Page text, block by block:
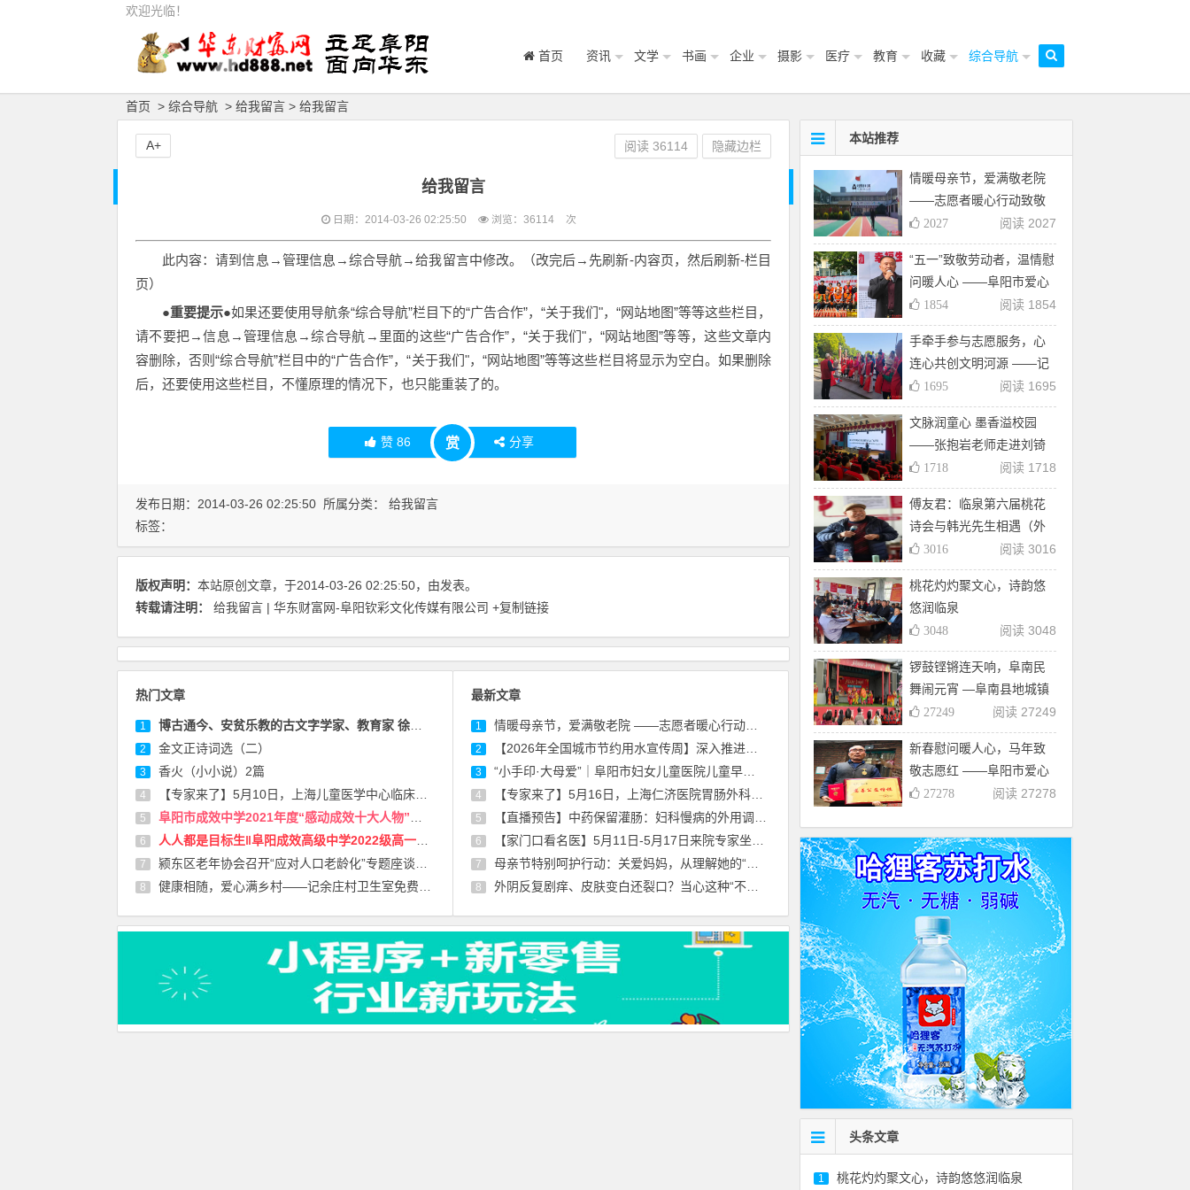
欢迎光临！
首页 资讯 文学 书画 企业 摄影 医疗 教育 收藏 综合导航
首页 > 综合导航 > 给我留言 > 给我留言
给我留言
日期：2014-03-26 02:25:50 浏览：36114 次
此内容：请到信息→管理信息→综合导航→给我留言中修改。（改完后→先刷新-内容页，然后刷新-栏目
页）
●重要提示●如果还要使用导航条“综合导航”栏目下的“广告合作”，“关于我们"，“网站地图”等等这些栏目，
请不要把→信息→管理信息→综合导航→里面的这些“广告合作”，“关于我们"，“网站地图”等等，这些文章内
容删除，否则“综合导航”栏目中的“广告合作”，“关于我们"，“网站地图”等等这些栏目将显示为空白。如果删除
后，还要使用这些栏目，不懂原理的情况下，也只能重装了的。
赞86 赏 分享
阅读36114 隐藏边栏
A+
发布日期：2014-03-26 02:25:50 所属分类： 给我留言
标签：
版权声明： 本站原创文章，于2014-03-26 02:25:50，由发表。
转载请注明：
给我留言 | 华东财富网-阜阳钦彩文化传媒有限公司 +复制链接
热门文章
1 博古通今、安贫乐教的古文字学家、教育家 徐家震（一）
2 金文正诗词选（二）
3 香火（小小说）2篇
4 【专家来了】5月10日，上海儿童医学中心临床营养科专家付欢欢来院坐诊通知
5 阜阳市成效中学2021年度“感动成效十大人物”初中教师候选人（一）
6 人人都是目标生‖阜阳成效高级中学2022级高一招生简
7 颍东区老年协会召开“应对人口老龄化”专题座谈会 共谋老龄事业发展新路径
8 健康相随，爱心满乡村——记余庄村卫生室免费体检活动
最新文章
1 情暖母亲节，爱满敬老院 ——志愿者暖心行动致敬银发长辈
2 【2026年全国城市节约用水宣传周】深入推进城市节水，助力城市内涵式发展
3 “小手印·大母爱”｜阜阳市妇女儿童医院儿童早期发展中心母亲节活动温暖回顾
4 【专家来了】5月16日，上海仁济医院胃肠外科专家叶光耀来院坐诊通知
5 【直播预告】中药保留灌肠：妇科慢病的外用调理妙招
6 【家门口看名医】5月11日-5月17日来院专家坐诊信息，请查收！
7 母亲节特别呵护行动：关爱妈妈，从理解她的“尴尬”开始。
8 外阴反复剧痒、皮肤变白还裂口？当心这种“不罕见”的慢性皮肤病
本站推荐
情暖母亲节，爱满敬老院
——志愿者暖心行动致敬
银发长辈
阅读 2027
2027
“五一”致敬劳动者，温情慰
问暖人心 ——阜阳市爱心
公益志愿者协会慰问环卫
工人公益活动
阅读 1854
1854
手牵手参与志愿服务，心
连心共创文明河源 ——记
阜阳多部门联合开展保护
母亲河志愿活动
阅读 1695
1695
文脉润童心 墨香溢校园
——张抱岩老师走进刘锜
小学共赴“阅读与写作”之约
阅读 1718
1718
傅友君：临泉第六届桃花
诗会与韩光先生相遇（外
三首）
阅读 3016
3016
桃花灼灼聚文心，诗韵悠
悠润临泉
阅读 3048
3048
锣鼓铿锵连天响，阜南民
舞闹元宵 —阜南县地城镇
枫柏岗景区元宵节非遗演
出受欢迎
阅读 27249
27249
新春慰问暖人心，马年致
敬志愿红 ——阜阳市爱心
公益志愿者协会春节期间
人
阅读 27278
27278
头条文章
1 桃花灼灼聚文心，诗韵悠悠润临泉